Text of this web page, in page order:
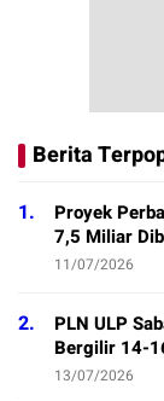
Berita
1.
Proyek
7,5 Miliar
11/07/2026
2.
PLN ULP
Bergilir 14-
13/07/2026